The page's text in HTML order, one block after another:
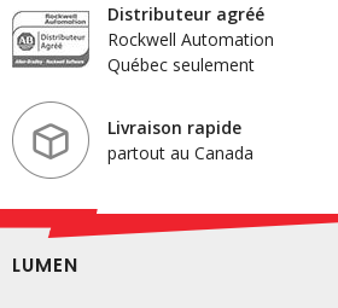
Distributeur agréé
Rockwell Automation
Québec seulement
Livraison rapide
partout au Canada
LUMEN